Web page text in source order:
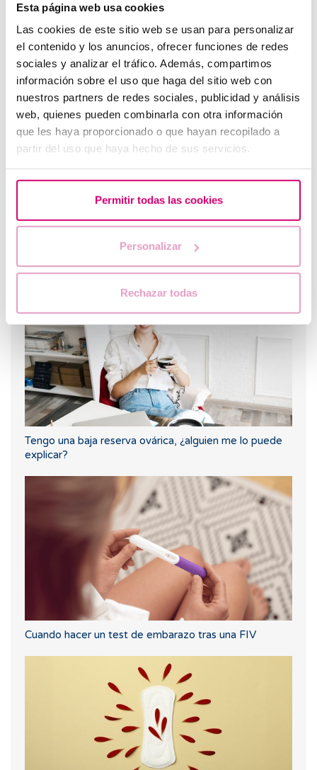
Esta página web usa cookies
Las cookies de este sitio web se usan para personalizar
el contenido y los anuncios, ofrecer funciones de redes
sociales y analizar el tráfico. Además, compartimos
información sobre el uso que haga del sitio web con
nuestros partners de redes sociales, publicidad y análisis
web, quienes pueden combinarla con otra información
que les haya proporcionado o que hayan recopilado a
partir del uso que haya hecho de sus servicios.
Permitir todas las cookies
Personalizar
Rechazar todas
¿Cuáles son los síntomas de implantación embrionaria?
¿Puedo quedar embarazada si he tenido o tengo
Tengo una baja reserva ovárica, ¿alguien me lo puede
explicar?
Cuando hacer un test de embarazo tras una FIV